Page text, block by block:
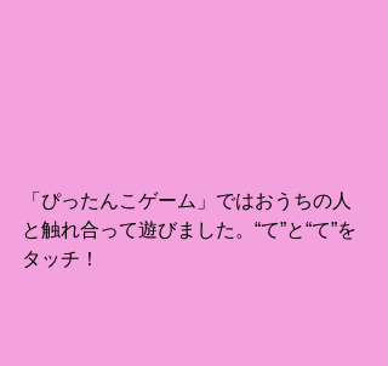
「ぴったんこゲーム」ではおうちの人
と触れ合って遊びました。“て”と“て”を
タッチ！